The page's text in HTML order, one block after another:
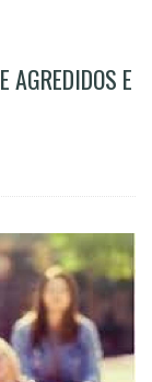
AGREDIDOS E